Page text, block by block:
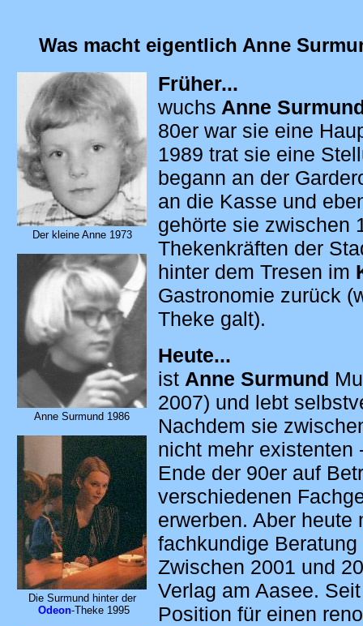
Was macht eigentlich Anne
Der kleine Anne 1973
Anne Surmund 1986
Die Surmund hinter der
Odeon-Theke 1995
Früher...
wuchs Anne
80er war sie eine
1989 trat sie eine
begann an der
an die Kasse und
gehörte sie zwischen
Thekenkräften der
hinter dem Tresen im
Gastronomie zurück
Theke galt).
Heute...
ist Anne Surmund
2007) und lebt
Nachdem sie
nicht mehr existenten
Ende der 90er auf
verschiedenen
erwerben. Aber heute
fachkundige
Zwischen 2001 und
Verlag am Aasee.
Position für einen